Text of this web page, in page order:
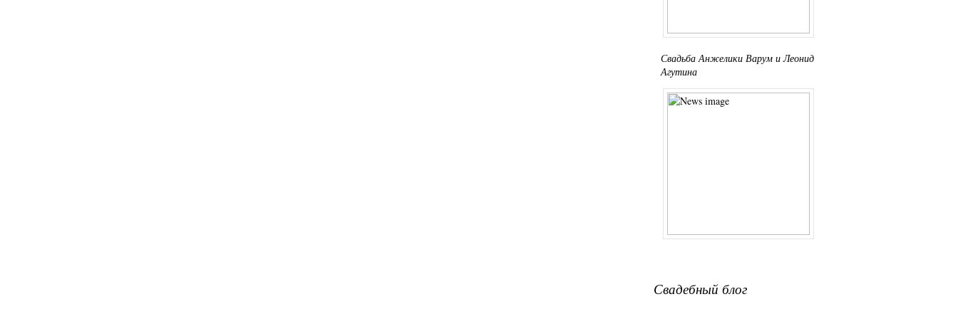
Свадьба Анжелики Варум и Леонида
Агутина
Свадебный блог